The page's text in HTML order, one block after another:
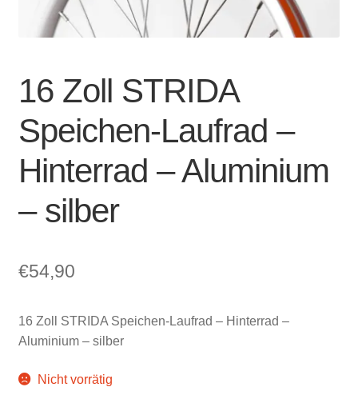
SALE
16 Zoll STRIDA
Speichen-Laufrad –
Hinterrad – Aluminium
– silber
€54,90
16 Zoll STRIDA Speichen-Laufrad – Hinterrad –
Aluminium – silber
Nicht vorrätig